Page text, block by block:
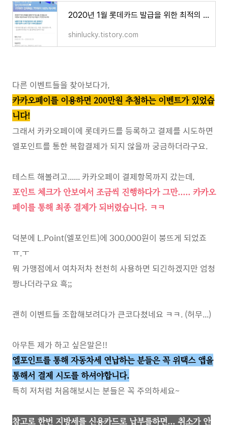
2020년 1월 롯데카드 발급을 위한 최적의 이벤트 (엘포인트 자동차세 연납)
shinlucky.tistory.com
다른 이벤트들을 찾아보다가,
카카오페이를 이용하면 200만원 추첨하는 이벤트가 있었습
니다!
그래서 카카오페이에 롯데카드를 등록하고 결제를 시도하면
엘포인트를 통한 복합결제가 되지 않을까 궁금하더라구요.
테스트 해볼려고...... 카카오페이 결제항목까지 갔는데,
포인트 체크가 안보여서 조금씩 진행하다가 그만..... 카카오
페이를 통해 최종 결제가 되버렸습니다. ㅋㅋ
덕분에 L.Point(엘포인트)에 300,000원이 붕뜨게 되었죠
ㅠ.ㅜ
뭐 가맹점에서 여차저차 천천히 사용하면 되긴하겠지만 엄청
짱나더라구요 흑;;
괜히 이벤트들 조합해보려다가 큰코다쳤네요 ㅋㅋ. (허무...)
아무튼 제가 하고 싶은말은!!
엘포인트를 통해 자동차세 연납하는 분들은 꼭 위택스 앱을
통해서 결제 시도를 하셔야합니다.
특히 저처럼 처음해보시는 분들은 꼭 주의하세요~
참고로 한번 지방세를 신용카드로 납부를하면... 취소가 안